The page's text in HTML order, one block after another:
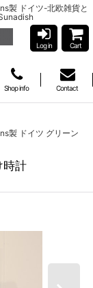
ドイツ-北欧雑貨と
Log in Cart
Shop info Contact
ドイツ グリーン
時計